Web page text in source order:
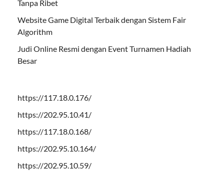
Tanpa Ribet
Website Game Digital Terbaik dengan Sistem Fair
Algorithm
Judi Online Resmi dengan Event Turnamen Hadiah
Besar
https://117.18.0.176/
https://202.95.10.41/
https://117.18.0.168/
https://202.95.10.164/
https://202.95.10.59/